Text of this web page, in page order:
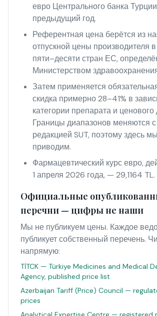
евро Центрального банка
предыдущий год.
Референтная цена берётся из
отпускной цены производителя
пяти–десяти стран ЕС,
Министерством
Затем применяется
скидка примерно 28–41% в
категории препарата и ценового
Границы диапазонов меняются
редакцией SUT, поэтому здесь
приводим.
Фармацевтический курс евро,
1 апреля 2026 года, — 29,1164 TL.
Официальные
перечни — цифры не наши
Мы не публикуем цены. Каждое
публикует собственный перечень.
напрямую:
TİTCK — Türkiye Medicines and Medical
Agency, published price list
Azerbaijan Tariff (Price) Council —
prices